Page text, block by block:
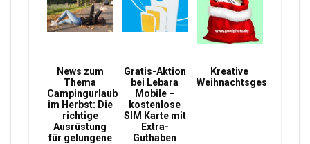
News zum
Thema
Campingurlaub
im Herbst: Die
richtige
Ausrüstung
für gelungene
Gratis-Aktion
bei Lebara
Mobile –
kostenlose
SIM Karte mit
Extra-
Guthaben
Kreative
Weihnachtsgeschenke